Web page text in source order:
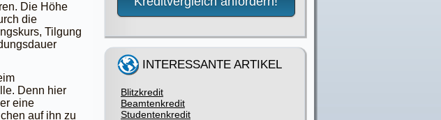
Die Höhe
die
Tilgung
Denn hier
eine
auf ihn zu
INTERESSANTE ARTIKEL
Blitzkredit
Beamtenkredit
Studentenkredit